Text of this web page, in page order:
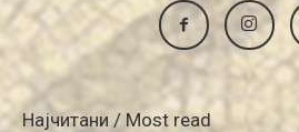
Најчитани / Most read